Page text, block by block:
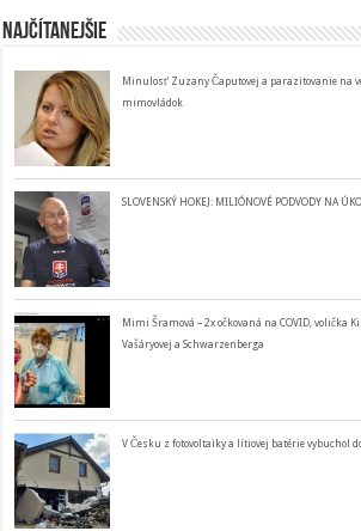
Najčítanejšie
Minulosť Zuzany Čaputovej a parazitovanie na
mimovládok
SLOVENSKÝ HOKEJ: MILIÓNOVÉ PODVODY NA
Mimi Šramová – 2x očkovaná na COVID, volička
Vašáryovej a Schwarzenberga
V Česku z fotovoltaiky a lítiovej batérie vybuchol